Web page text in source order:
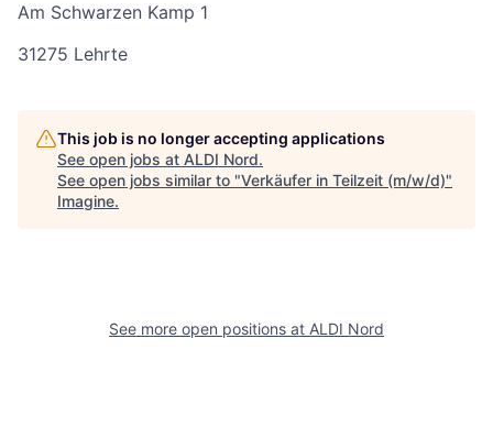
Am Schwarzen Kamp 1
31275 Lehrte
This job is no longer accepting applications
See open jobs at ALDI Nord.
See open jobs similar to "Verkäufer in Teilzeit (m/w/d)"
Imagine.
See more open positions at ALDI Nord